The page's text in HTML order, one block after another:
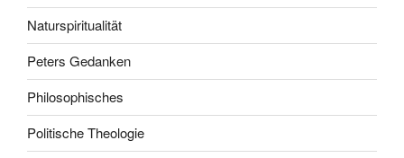
Naturspiritualität
Peters Gedanken
Philosophisches
Politische Theologie